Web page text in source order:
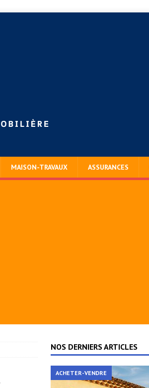
MAISON-TRAVAUX ASSURANCES
NOS DERNIERS ARTICLES
ACHETER-VENDRE